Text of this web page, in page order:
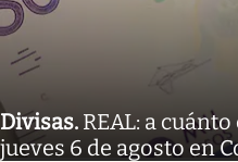
Divisas. REAL: a
jueves 6 de agosto en